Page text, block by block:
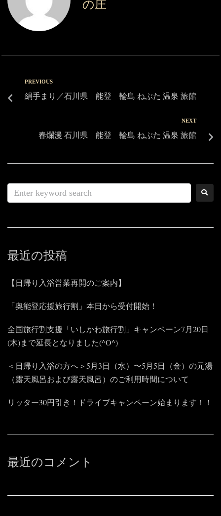
の庄
PREVIOUS
絹手まり／石川県 能登 輪島 ねぶた 温泉 旅館
NEXT
春爛漫 石川県 能登 輪島 ねぶた 温泉 旅館
最近の投稿
【日帰り入浴営業再開のご案内】
「奥能登応援旅行割」本日から受付開始！
全国旅行割支援「いしかわ旅行割」キャンペーン7月20日
(木)まで延長となりました(^O^)
＜日帰り入浴の方へ＞5月3日（水）〜5月5日（金）の元湯
（露天風呂および露天風呂）のご利用時間について
リッター30円引き！ドライブキャンペーン始まります！！
最近のコメント